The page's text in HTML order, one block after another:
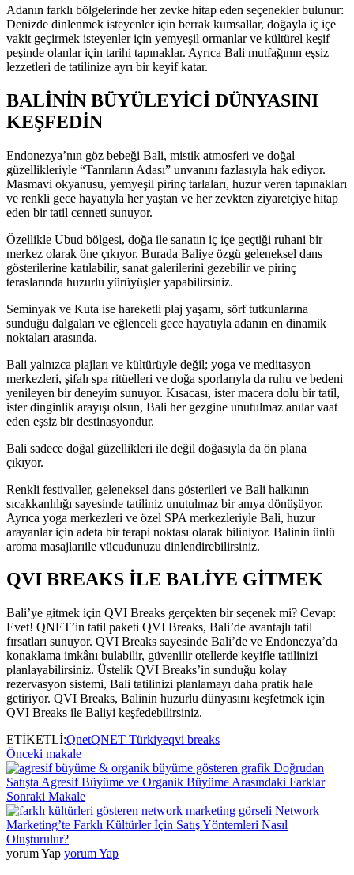
Adanın farklı bölgelerinde her zevke hitap eden seçenekler bulunur:
Denizde dinlenmek isteyenler için berrak kumsallar, doğayla iç içe
vakit geçirmek isteyenler için yemyeşil ormanlar ve kültürel keşif
peşinde olanlar için tarihi tapınaklar. Ayrıca Bali mutfağının eşsiz
lezzetleri de tatilinize ayrı bir keyif katar.
BALİNİN BÜYÜLEYİCİ DÜNYASINI
KEŞFEDİN
Endonezya’nın göz bebeği Bali, mistik atmosferi ve doğal
güzellikleriyle “Tanrıların Adası” unvanını fazlasıyla hak ediyor.
Masmavi okyanusu, yemyeşil pirinç tarlaları, huzur veren tapınakları
ve renkli gece hayatıyla her yaştan ve her zevkten ziyaretçiye hitap
eden bir tatil cenneti sunuyor.
Özellikle Ubud bölgesi, doğa ile sanatın iç içe geçtiği ruhani bir
merkez olarak öne çıkıyor. Burada Baliye özgü geleneksel dans
gösterilerine katılabilir, sanat galerilerini gezebilir ve pirinç
teraslarında huzurlu yürüyüşler yapabilirsiniz.
Seminyak ve Kuta ise hareketli plaj yaşamı, sörf tutkunlarına
sunduğu dalgaları ve eğlenceli gece hayatıyla adanın en dinamik
noktaları arasında.
Bali yalnızca plajları ve kültürüyle değil; yoga ve meditasyon
merkezleri, şifalı spa ritüelleri ve doğa sporlarıyla da ruhu ve bedeni
yenileyen bir deneyim sunuyor. Kısacası, ister macera dolu bir tatil,
ister dinginlik arayışı olsun, Bali her gezgine unutulmaz anılar vaat
eden eşsiz bir destinasyondur.
Bali sadece doğal güzellikleri ile değil doğasıyla da ön plana
çıkıyor.
Renkli festivaller, geleneksel dans gösterileri ve Bali halkının
sıcakkanlılığı sayesinde tatiliniz unutulmaz bir anıya dönüşüyor.
Ayrıca yoga merkezleri ve özel SPA merkezleriyle Bali, huzur
arayanlar için adeta bir terapi noktası olarak biliniyor. Balinin ünlü
aroma masajlarıile vücudunuzu dinlendirebilirsiniz.
QVI BREAKS İLE BALİYE GİTMEK
Bali’ye gitmek için QVI Breaks gerçekten bir seçenek mi? Cevap:
Evet! QNET’in tatil paketi QVI Breaks, Bali’de avantajlı tatil
fırsatları sunuyor. QVI Breaks sayesinde Bali’de ve Endonezya’da
konaklama imkânı bulabilir, güvenilir otellerde keyifle tatilinizi
planlayabilirsiniz. Üstelik QVI Breaks’in sunduğu kolay
rezervasyon sistemi, Bali tatilinizi planlamayı daha pratik hale
getiriyor. QVI Breaks, Balinin huzurlu dünyasını keşfetmek için
QVI Breaks ile Baliyi keşfedebilirsiniz.
ETİKETLİ:QnetQNET Türkiyeqvi breaks
Önceki makale
Doğrudan
Satışta Agresif Büyüme ve Organik Büyüme Arasındaki Farklar
Sonraki Makale
Network
Marketing’te Farklı Kültürler İçin Satış Yöntemleri Nasıl
Oluşturulur?
yorum Yap yorum Yap